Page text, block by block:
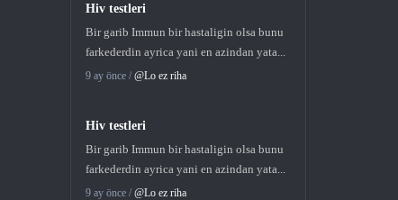
Hiv testleri
Bir garib Immun bir hastaligin olsa bunu
farkederdin ayrica yani en azindan yata...
9 ay önce / @Lo ez riha
Hiv testleri
Bir garib Immun bir hastaligin olsa bunu
farkederdin ayrica yani en azindan yata...
9 ay önce / @Lo ez riha